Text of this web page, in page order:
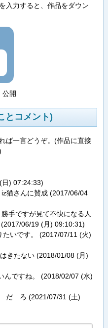
入力すると、作品をダウン
開
とコメント)
ば一言どうぞ。(作品に直接
) 07:24:33)
iz猫さんに賛成 (2017/06/04
勝手ですが見て不快になる人
2017/06/19 (月) 09:10:31)
たいです。 (2017/07/11 (火)
きたない (2018/01/08 (月)
んですね。 (2018/02/07 (水)
だ ろ (2021/07/31 (土)